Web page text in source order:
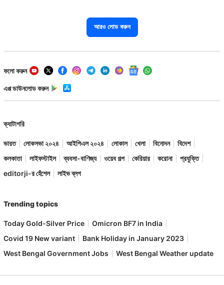
আরও লোড করুন
ফলো করুন
এপ্প ডাউনলোড করুন
ক্যাটাগরি
ভারত লোকসভা ২০২৪ আইপিএল ২০২৪ লোকাল খেলা বিনোদন
বিদেশ
কলকাতা
লাইফস্টাইল ব্যবসা-বাণিজ্য ওয়েব গল্প কেরিয়ার করোনা
প্রযুক্তি
editorji-র হেঁশেল
লাইভ ব্লগ
Trending topics
Today Gold-Silver Price
Omicron BF7 in India
Covid 19 New variant
Bank Holiday in January 2023
West Bengal Government Jobs
West Bengal Weather update